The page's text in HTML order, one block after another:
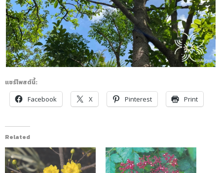
แชร์โพสต์นี้:
Facebook
X Pinterest Print
Related